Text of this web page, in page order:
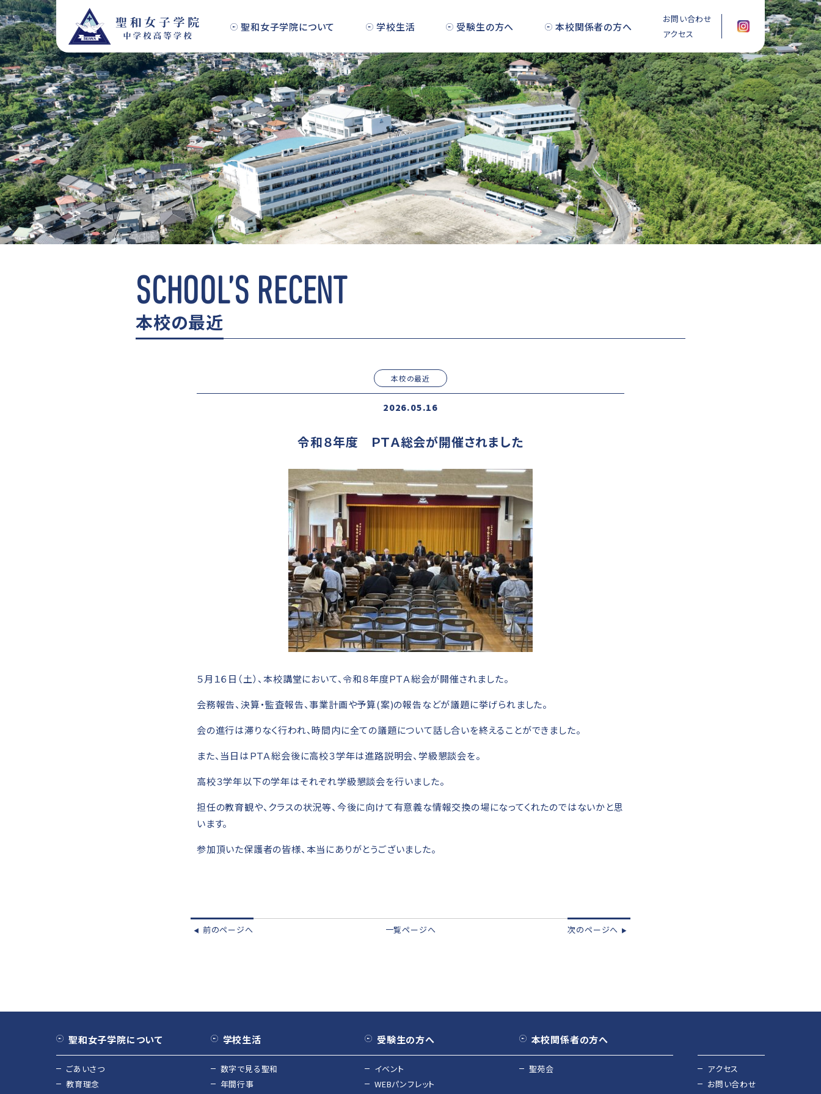
S
k
i
p
t
o
c
o
n
t
e
n
t
聖和女子学院について 学校生活 受験生の方へ 本校関係者の方へ
お問い合わせ
アクセス
SCHOOL’S RECENT
本校の最近
本校の最近
2026.05.16
令和８年度 ＰＴＡ総会が開催されました
５月１６日（土）、本校講堂において、令和８年度ＰＴＡ総会が開催されました。
会務報告、決算・監査報告、事業計画や予算(案)の報告などが議題に挙げられました。
会の進行は滞りなく行われ、時間内に全ての議題について話し合いを終えることができました。
また、当日はＰＴＡ総会後に高校３学年は進路説明会、学級懇談会を。
高校３学年以下の学年はそれぞれ学級懇談会を行いました。
担任の教育観や、クラスの状況等、今後に向けて有意義な情報交換の場になってくれたのではないかと思
います。
参加頂いた保護者の皆様、本当にありがとうございました。
◀︎ 前のページへ 一覧ページへ 次のページへ ▶︎
聖和女子学院について
ごあいさつ
教育理念
学校生活
数字で見る聖和
年間行事
受験生の方へ
イベント
WEBパンフレット
本校関係者の方へ
聖苑会
アクセス
お問い合わせ